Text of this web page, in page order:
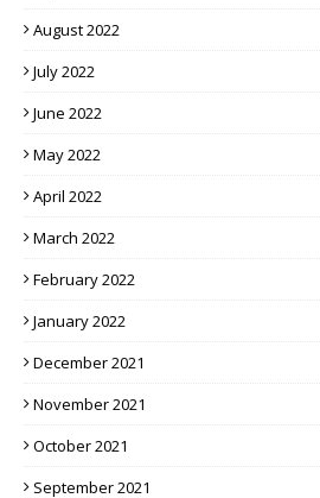
August 2022
July 2022
June 2022
May 2022
April 2022
March 2022
February 2022
January 2022
December 2021
November 2021
October 2021
September 2021